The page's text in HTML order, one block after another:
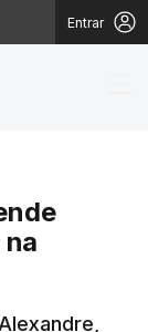
Entrar